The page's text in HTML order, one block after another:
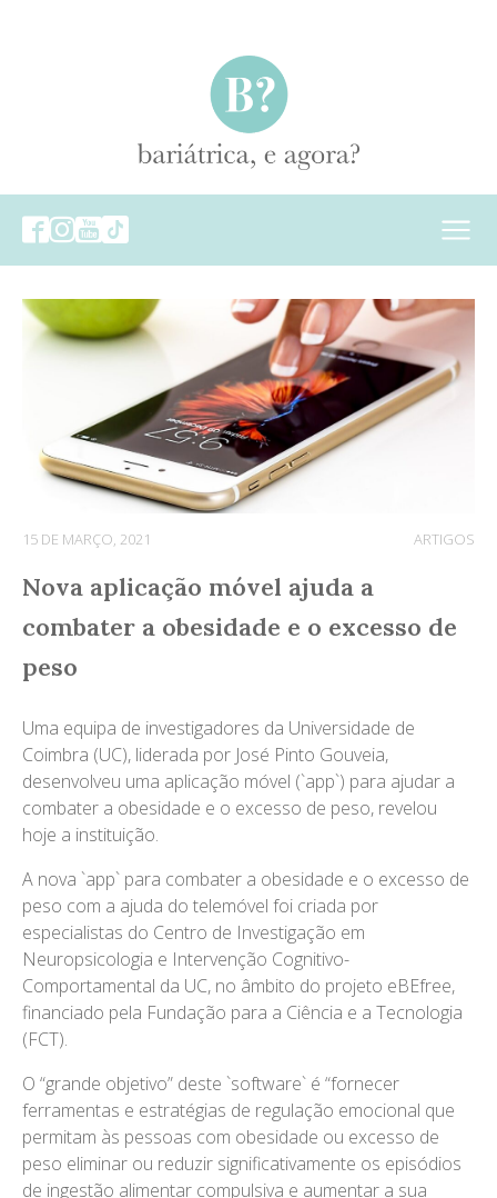
15 DE MARÇO, 2021 ARTIGOS
Nova aplicação móvel ajuda a
combater a obesidade e o excesso de
peso
Uma equipa de investigadores da Universidade de
Coimbra (UC), liderada por José Pinto Gouveia,
desenvolveu uma aplicação móvel (`app`) para ajudar a
combater a obesidade e o excesso de peso, revelou
hoje a instituição.
A nova `app` para combater a obesidade e o excesso de
peso com a ajuda do telemóvel foi criada por
especialistas do Centro de Investigação em
Neuropsicologia e Intervenção Cognitivo-
Comportamental da UC, no âmbito do projeto eBEfree,
financiado pela Fundação para a Ciência e a Tecnologia
(FCT).
O “grande objetivo” deste `software` é “fornecer
ferramentas e estratégias de regulação emocional que
permitam às pessoas com obesidade ou excesso de
peso eliminar ou reduzir significativamente os episódios
de ingestão alimentar compulsiva e aumentar a sua